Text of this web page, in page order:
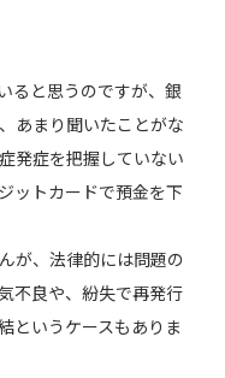
ると思うのですが、銀
あまり聞いたことがな
発症を把握していない
ットカードで預金を下
が、法律的には問題の
不良や、紛失で再発行
というケースもありま